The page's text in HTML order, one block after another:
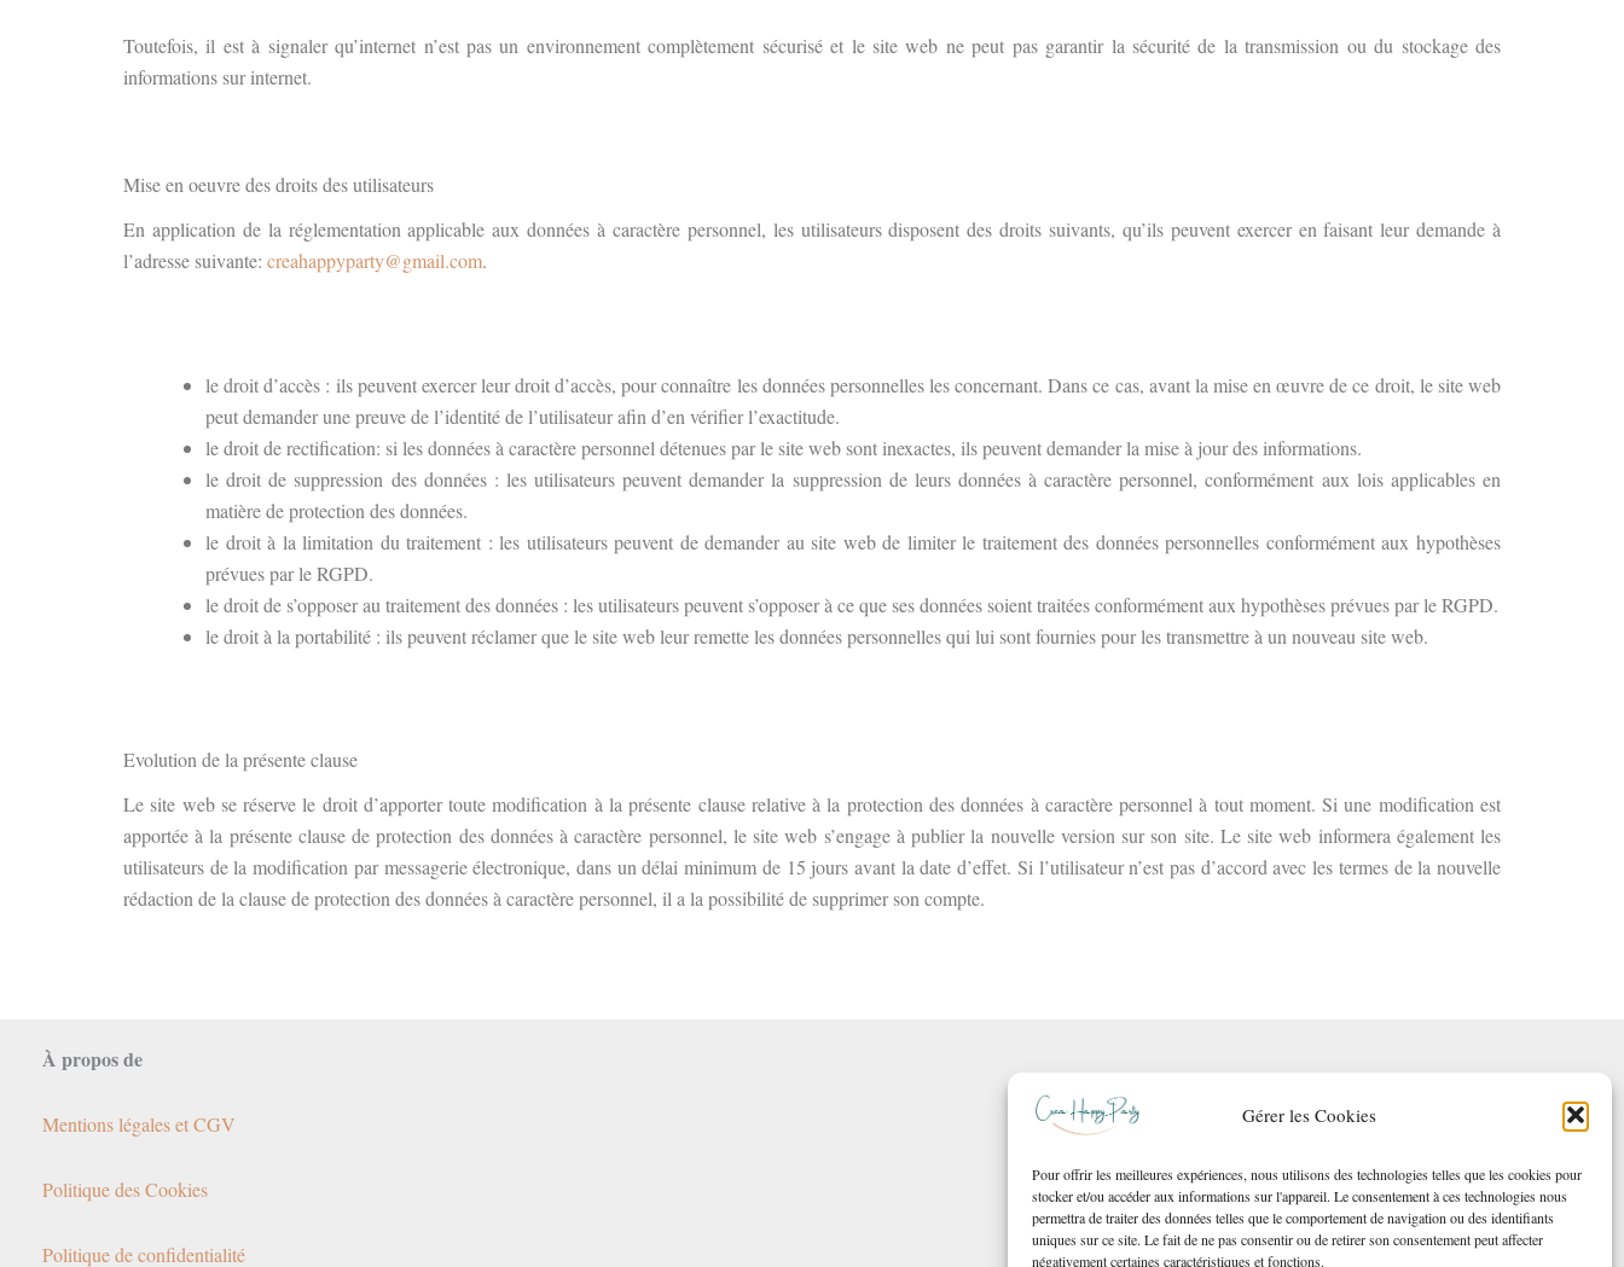
Gérer les Cookies
Pour offrir les meilleures expériences, nous utilisons des technologies telles que les cookies pour
stocker et/ou accéder aux informations sur l'appareil. Le consentement à ces technologies nous
permettra de traiter des données telles que le comportement de navigation ou des identifiants
uniques sur ce site. Le fait de ne pas consentir ou de retirer son consentement peut affecter
négativement certaines caractéristiques et fonctions.
Toutefois, il est à signaler qu’internet n’est pas un environnement complètement sécurisé et le site web ne peut pas garantir la sécurité de la transmission ou du stockage des
informations sur internet.
Mise en oeuvre des droits des utilisateurs
En application de la réglementation applicable aux données à caractère personnel, les utilisateurs disposent des droits suivants, qu’ils peuvent exercer en faisant leur demande à
l’adresse suivante: creahappyparty@gmail.com.
le droit d’accès : ils peuvent exercer leur droit d’accès, pour connaître les données personnelles les concernant. Dans ce cas, avant la mise en œuvre de ce droit, le site web
peut demander une preuve de l’identité de l’utilisateur afin d’en vérifier l’exactitude.
le droit de rectification: si les données à caractère personnel détenues par le site web sont inexactes, ils peuvent demander la mise à jour des informations.
le droit de suppression des données : les utilisateurs peuvent demander la suppression de leurs données à caractère personnel, conformément aux lois applicables en
matière de protection des données.
le droit à la limitation du traitement : les utilisateurs peuvent de demander au site web de limiter le traitement des données personnelles conformément aux hypothèses
prévues par le RGPD.
le droit de s’opposer au traitement des données : les utilisateurs peuvent s’opposer à ce que ses données soient traitées conformément aux hypothèses prévues par le RGPD.
le droit à la portabilité : ils peuvent réclamer que le site web leur remette les données personnelles qui lui sont fournies pour les transmettre à un nouveau site web.
Evolution de la présente clause
Le site web se réserve le droit d’apporter toute modification à la présente clause relative à la protection des données à caractère personnel à tout moment. Si une modification est
apportée à la présente clause de protection des données à caractère personnel, le site web s’engage à publier la nouvelle version sur son site. Le site web informera également les
utilisateurs de la modification par messagerie électronique, dans un délai minimum de 15 jours avant la date d’effet. Si l’utilisateur n’est pas d’accord avec les termes de la nouvelle
rédaction de la clause de protection des données à caractère personnel, il a la possibilité de supprimer son compte.
À propos de
Mentions légales et CGV
Politique des Cookies
Politique de confidentialité